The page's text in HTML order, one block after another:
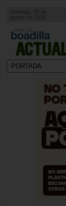
Domingo, 09 de
agosto de 2026